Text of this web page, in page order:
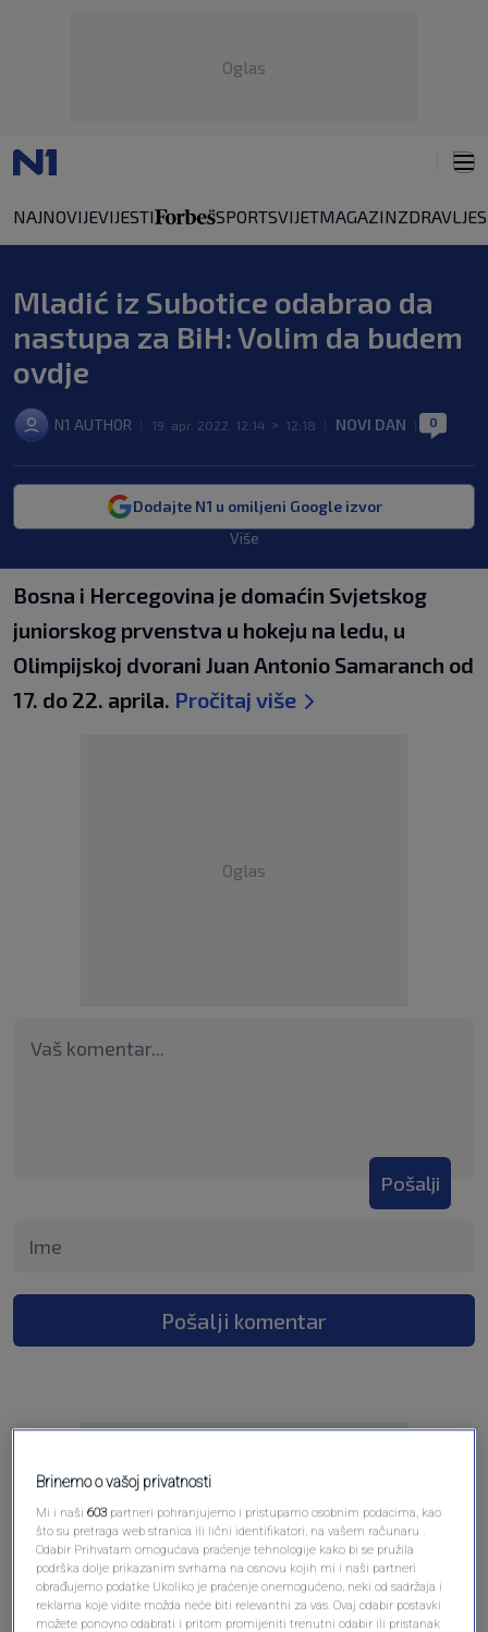
Oglas
NAJNOVIJEVIJESTI SPORTSVIJETMAGAZINZDRAVLJE
Mladić iz Subotice odabrao da
nastupa za BiH: Volim da budem
ovdje
N1 AUTHOR 19. apr. 2022. 12:14 > 12:18 NOVI DAN 0
Dodajte N1 u omiljeni Google izvor
Više
Bosna i Hercegovina je domaćin Svjetskog
juniorskog prvenstva u hokeju na ledu, u
Olimpijskoj dvorani Juan Antonio Samaranch od
17. do 22. aprila. Pročitaj više
Oglas
Pošalji
Pošalji komentar
Oglas
Brinemo o vašoj privatnosti
Mi i naši603 partneri pohranjujemo i pristupamo osobnim podacima, kao
što su pretraga web stranica ili lični identifikatori, na vašem računaru .
Odabir Prihvatam omogućava praćenje tehnologije kako bi se pružila
podrška dolje prikazanim svrhama na osnovu kojih mi i naši partneri
obrađujemo podatke Ukoliko je praćenje onemogućeno, neki od sadržaja i
reklama koje vidite možda neće biti relevantni za vas. Ovaj odabir postavki
možete ponovno odabrati i pritom promijeniti trenutni odabir ili pristanak